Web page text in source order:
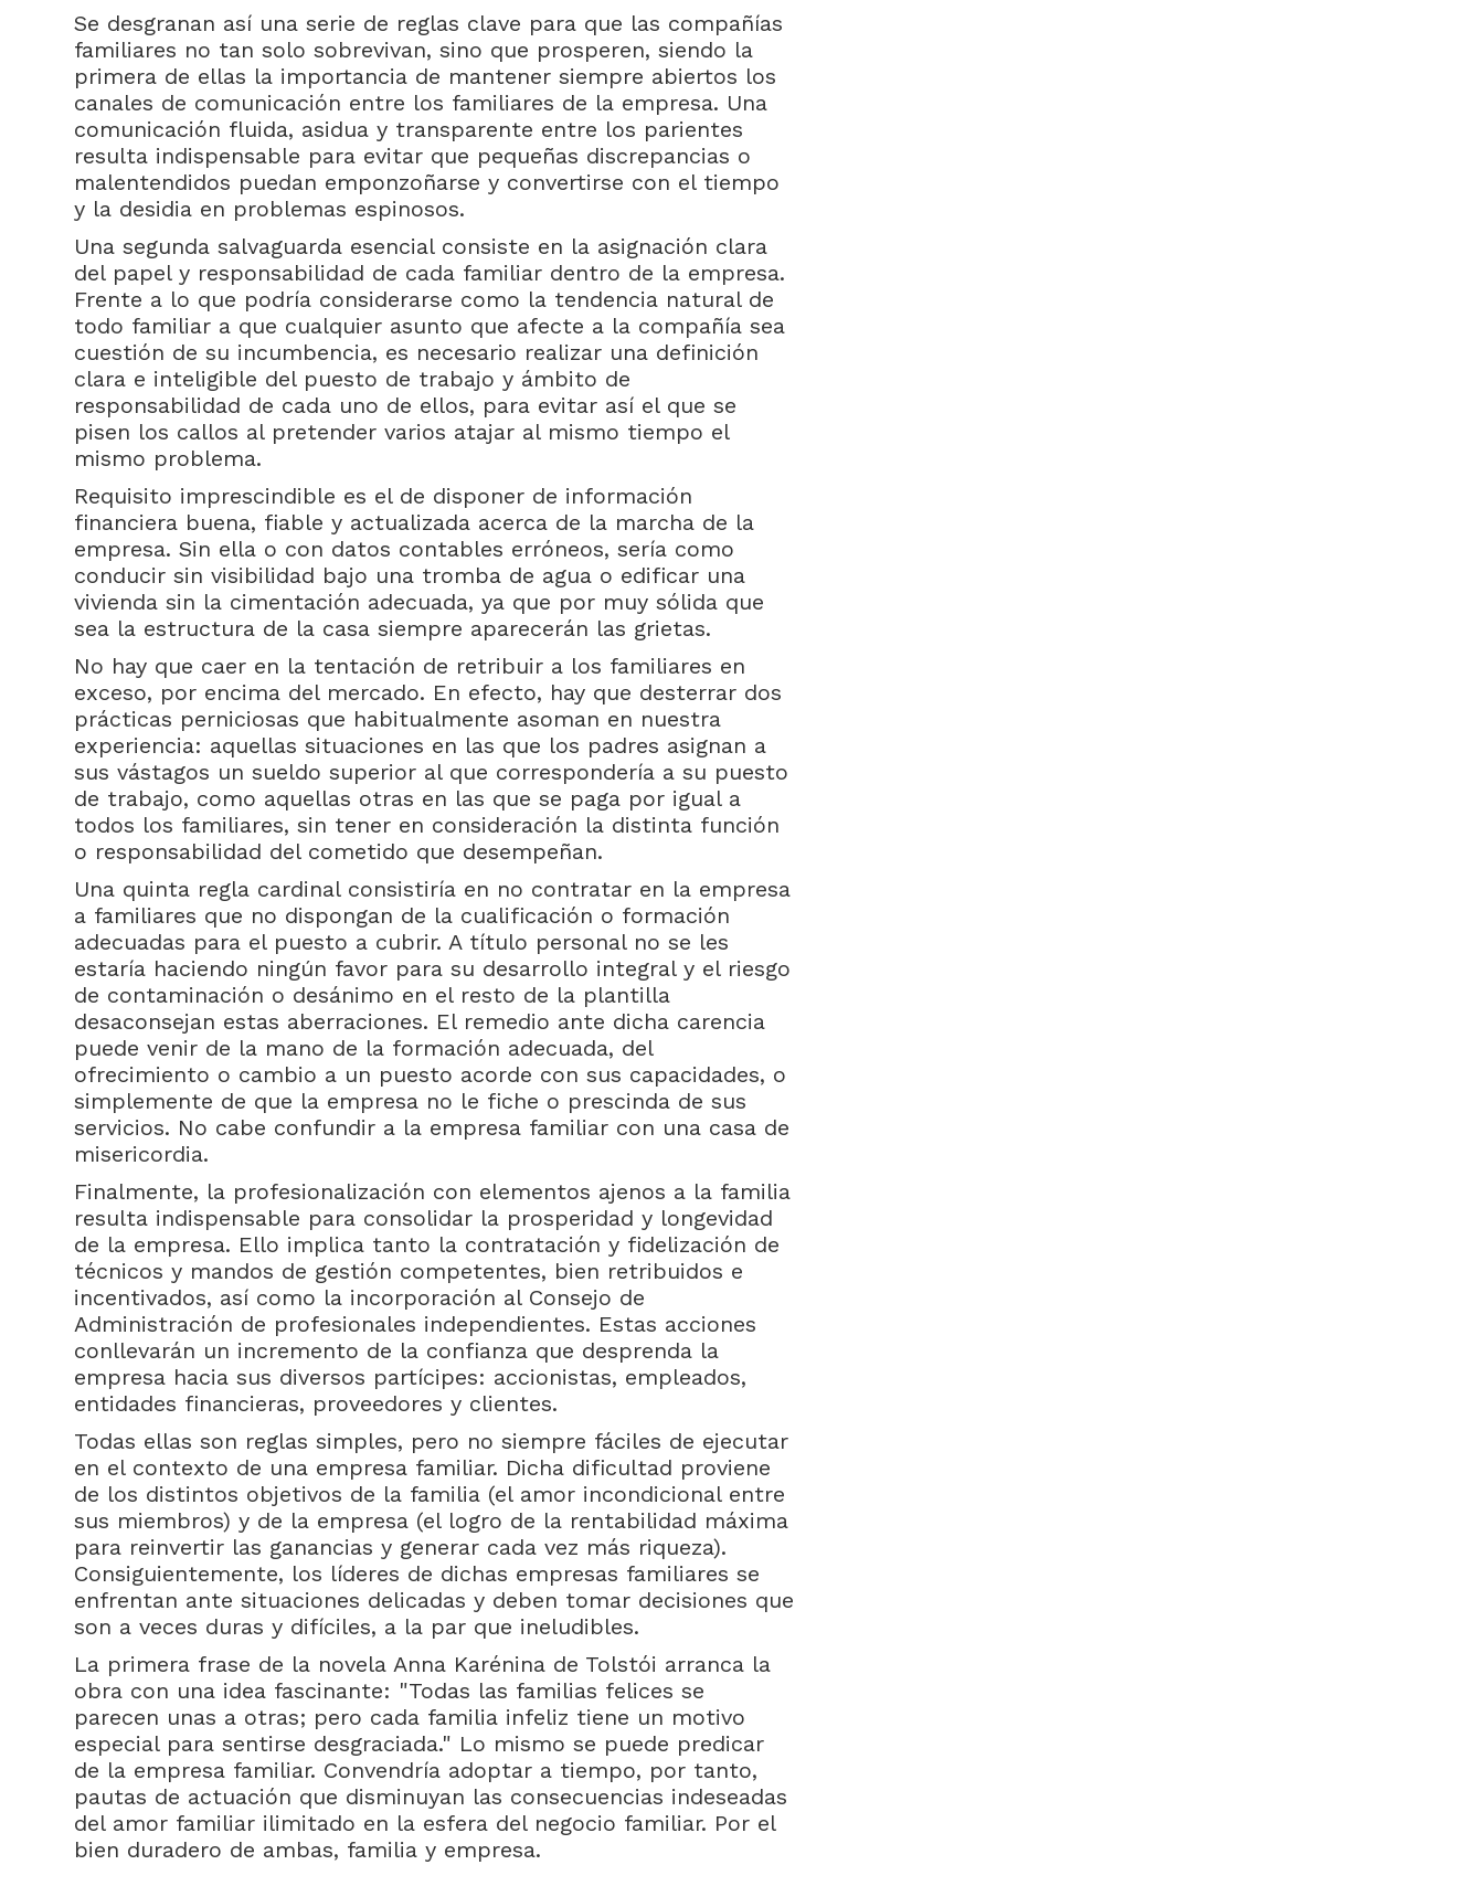
Se desgranan así una serie de reglas clave para que las compañías
familiares no tan solo sobrevivan, sino que prosperen, siendo la
primera de ellas la importancia de mantener siempre abiertos los
canales de comunicación entre los familiares de la empresa. Una
comunicación fluida, asidua y transparente entre los parientes
resulta indispensable para evitar que pequeñas discrepancias o
malentendidos puedan emponzoñarse y convertirse con el tiempo
y la desidia en problemas espinosos.
Una segunda salvaguarda esencial consiste en la asignación clara
del papel y responsabilidad de cada familiar dentro de la empresa.
Frente a lo que podría considerarse como la tendencia natural de
todo familiar a que cualquier asunto que afecte a la compañía sea
cuestión de su incumbencia, es necesario realizar una definición
clara e inteligible del puesto de trabajo y ámbito de
responsabilidad de cada uno de ellos, para evitar así el que se
pisen los callos al pretender varios atajar al mismo tiempo el
mismo problema.
Requisito imprescindible es el de disponer de información
financiera buena, fiable y actualizada acerca de la marcha de la
empresa. Sin ella o con datos contables erróneos, sería como
conducir sin visibilidad bajo una tromba de agua o edificar una
vivienda sin la cimentación adecuada, ya que por muy sólida que
sea la estructura de la casa siempre aparecerán las grietas.
No hay que caer en la tentación de retribuir a los familiares en
exceso, por encima del mercado. En efecto, hay que desterrar dos
prácticas perniciosas que habitualmente asoman en nuestra
experiencia: aquellas situaciones en las que los padres asignan a
sus vástagos un sueldo superior al que correspondería a su puesto
de trabajo, como aquellas otras en las que se paga por igual a
todos los familiares, sin tener en consideración la distinta función
o responsabilidad del cometido que desempeñan.
Una quinta regla cardinal consistiría en no contratar en la empresa
a familiares que no dispongan de la cualificación o formación
adecuadas para el puesto a cubrir. A título personal no se les
estaría haciendo ningún favor para su desarrollo integral y el riesgo
de contaminación o desánimo en el resto de la plantilla
desaconsejan estas aberraciones. El remedio ante dicha carencia
puede venir de la mano de la formación adecuada, del
ofrecimiento o cambio a un puesto acorde con sus capacidades, o
simplemente de que la empresa no le fiche o prescinda de sus
servicios. No cabe confundir a la empresa familiar con una casa de
misericordia.
Finalmente, la profesionalización con elementos ajenos a la familia
resulta indispensable para consolidar la prosperidad y longevidad
de la empresa. Ello implica tanto la contratación y fidelización de
técnicos y mandos de gestión competentes, bien retribuidos e
incentivados, así como la incorporación al Consejo de
Administración de profesionales independientes. Estas acciones
conllevarán un incremento de la confianza que desprenda la
empresa hacia sus diversos partícipes: accionistas, empleados,
entidades financieras, proveedores y clientes.
Todas ellas son reglas simples, pero no siempre fáciles de ejecutar
en el contexto de una empresa familiar. Dicha dificultad proviene
de los distintos objetivos de la familia (el amor incondicional entre
sus miembros) y de la empresa (el logro de la rentabilidad máxima
para reinvertir las ganancias y generar cada vez más riqueza).
Consiguientemente, los líderes de dichas empresas familiares se
enfrentan ante situaciones delicadas y deben tomar decisiones que
son a veces duras y difíciles, a la par que ineludibles.
La primera frase de la novela Anna Karénina de Tolstói arranca la
obra con una idea fascinante: "Todas las familias felices se
parecen unas a otras; pero cada familia infeliz tiene un motivo
especial para sentirse desgraciada." Lo mismo se puede predicar
de la empresa familiar. Convendría adoptar a tiempo, por tanto,
pautas de actuación que disminuyan las consecuencias indeseadas
del amor familiar ilimitado en la esfera del negocio familiar. Por el
bien duradero de ambas, familia y empresa.